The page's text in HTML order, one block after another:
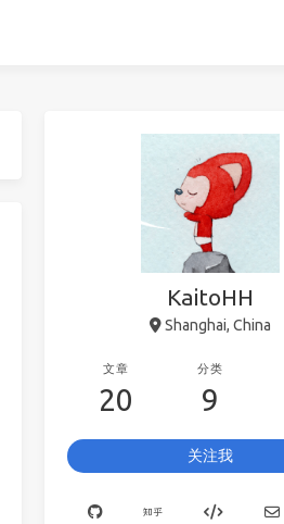
KaitoHH
Shanghai, China
文章
20
分类
9
关注我